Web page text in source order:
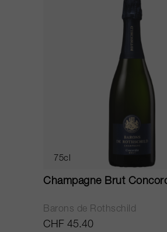
75cl
Champagne Brut
Barons de Rothschild
CHF 45.40